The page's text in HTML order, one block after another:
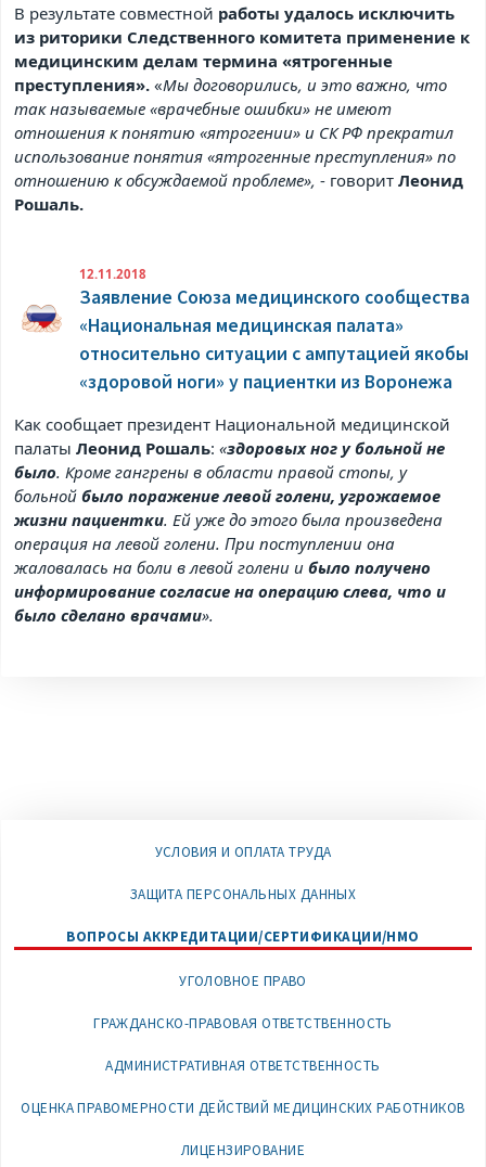
В результате совместной работы удалось исключить
из риторики Следственного комитета применение к
медицинским делам термина «ятрогенные
преступления». «Мы договорились, и это важно, что
так называемые «врачебные ошибки» не имеют
отношения к понятию «ятрогении» и СК РФ прекратил
использование понятия «ятрогенные преступления» по
отношению к обсуждаемой проблеме»,- говоритЛеонид
Рошаль.
12.11.2018
Заявление Союза медицинского сообщества
«Национальная медицинская палата»
относительно ситуации с ампутацией якобы
«здоровой ноги» у пациентки из Воронежа
Как сообщает президент Национальной медицинской
палатыЛеонид Рошаль:«здоровых ног у больной не
было. Кроме гангрены в области правой стопы, у
больнойбыло поражение левой голени, угрожаемое
жизни пациентки. Ей уже до этого была произведена
операция на левой голени. При поступлении она
жаловалась на боли в левой голени ибыло получено
информирование согласие на операцию слева, что и
было сделано врачами».
УСЛОВИЯ И ОПЛАТА ТРУДА
ЗАЩИТА ПЕРСОНАЛЬНЫХ ДАННЫХ
ВОПРОСЫ АККРЕДИТАЦИИ/СЕРТИФИКАЦИИ/НМО
УГОЛОВНОЕ ПРАВО
ГРАЖДАНСКО-ПРАВОВАЯ ОТВЕТСТВЕННОСТЬ
АДМИНИСТРАТИВНАЯ ОТВЕТСТВЕННОСТЬ
ОЦЕНКА ПРАВОМЕРНОСТИ ДЕЙСТВИЙ МЕДИЦИНСКИХ РАБОТНИКОВ
ЛИЦЕНЗИРОВАНИЕ